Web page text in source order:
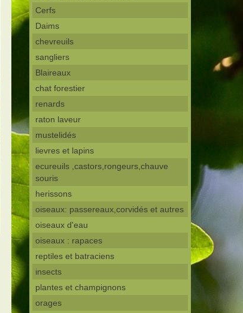
Cerfs
Daims
chevreuils
sangliers
Blaireaux
chat forestier
renards
raton laveur
mustelidés
lievres et lapins
ecureuils ,castors,rongeurs,chauve
souris
herissons
oiseaux: passereaux,corvidés et autres
oiseaux d'eau
oiseaux : rapaces
reptiles et batraciens
insects
plantes et champignons
orages